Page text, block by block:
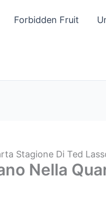
Forbidden Fruit
Stagione Di Ted
Nella